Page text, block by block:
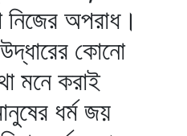
অপরাধ।
কোনো
মনে করাই
ধর্ম জয়